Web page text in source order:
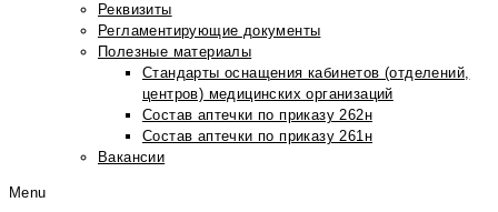
Реквизиты
Регламентирующие документы
Полезные материалы
Стандарты оснащения кабинетов (отделений,
центров) медицинских организаций
Состав аптечки по приказу 262н
Состав аптечки по приказу 261н
Вакансии
Menu